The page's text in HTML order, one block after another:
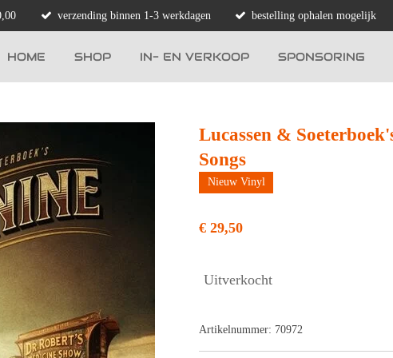
verzending binnen 1-3 werkdagen bestelling ophalen mogelijk
HOME SHOP IN- EN VERKOOP SPONSORING
Lucassen &
Songs
Nieuw Vinyl
€ 29,50
Uitverkocht
Artikelnummer: 70972